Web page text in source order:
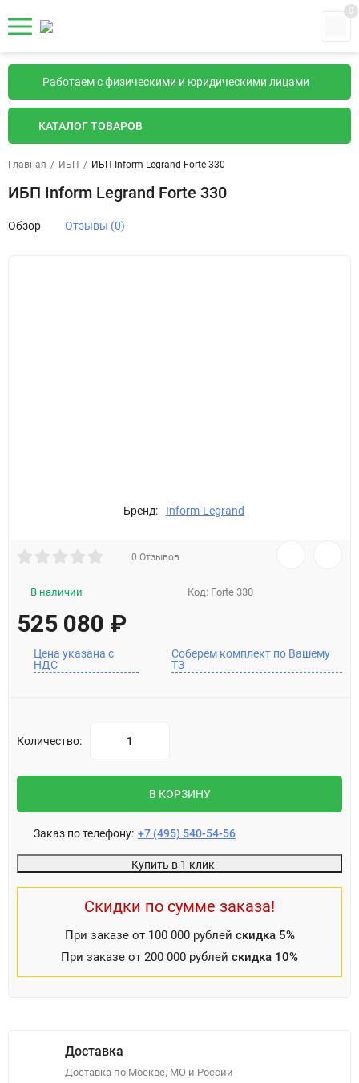
0
Работаем с физическими и юридическими лицами
КАТАЛОГ ТОВАРОВ
Главная / ИБП / ИБП Inform Legrand Forte 330
ИБП Inform Legrand Forte 330
Обзор Отзывы (0)
Бренд: Inform-Legrand
0 Отзывов
Код: Forte 330
В наличии
525 080 ₽
Цена указана с
НДС
Соберем комплект по Вашему
ТЗ
Количество:
В КОРЗИНУ
Заказ по телефону: +7 (495) 540-54-56
Купить в 1 клик
Скидки по сумме заказа!
При заказе от 100 000 рублей скидка 5%
При заказе от 200 000 рублей скидка 10%
Доставка
Доставка по Москве, МО и России